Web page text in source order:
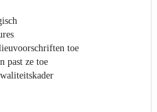
toe
past ze toe